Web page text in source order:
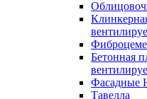
Бетонная
Фасадные
Тавелла